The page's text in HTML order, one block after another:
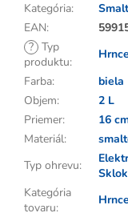
Kategória:
EAN:
? Typ
produktu:
Farba:
biela
Objem:
2 L
Priemer:
16
Materiál:
Typ ohrevu:
Kategória
tovaru:
Hrnce